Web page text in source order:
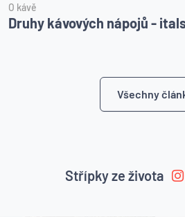
O kávě
Druhy kávových nápojů -
Všechny
Střípky ze života